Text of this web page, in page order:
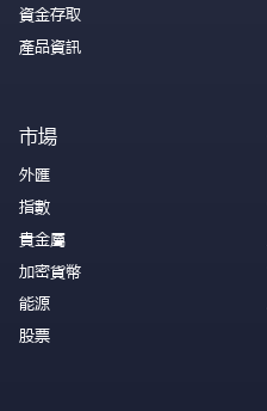
資金存取
產品資訊
市場
外匯
指數
貴金屬
加密貨幣
能源
股票